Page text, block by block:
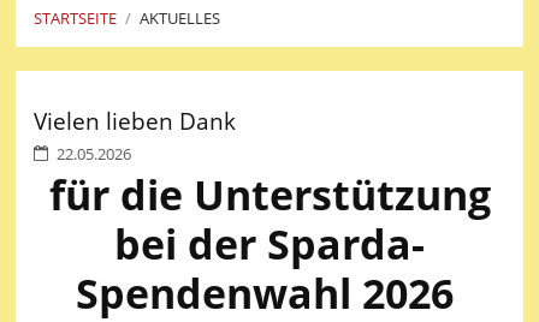
STARTSEITE / AKTUELLES
Aktuelles
Vielen lieben Dank
22.05.2026
für die Unterstützung
bei der Sparda-
Spendenwahl 2026